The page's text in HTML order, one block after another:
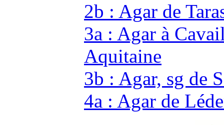
2b : Agar de
3a : Agar à
Aquitaine
3b : Agar, sg de
4a : Agar de